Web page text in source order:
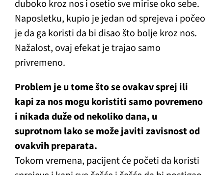
duboko kroz nos i osetio sve mirise oko sebe.
Naposletku, kupio je jedan od sprejeva i počeo
je da ga koristi da bi disao što bolje kroz nos.
Nažalost, ovaj efekat je trajao samo
privremeno.
Problem je u tome što se ovakav sprej ili
kapi za nos mogu koristiti samo povremeno
i nikada duže od nekoliko dana, u
suprotnom lako se može javiti zavisnost od
ovakvih preparata.
Tokom vremena, pacijent će početi da koristi